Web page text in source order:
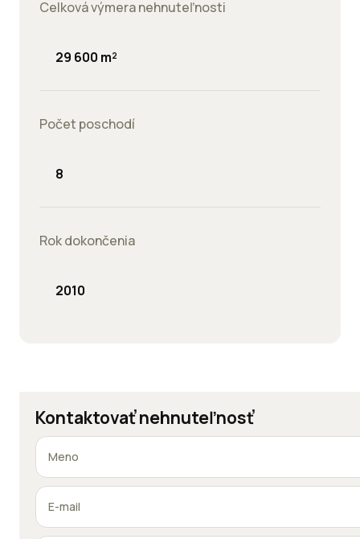
Celková výmera nehnuteľnosti
29 600 m²
Počet poschodí
8
Rok dokončenia
2010
Kontaktovať nehnuteľnosť